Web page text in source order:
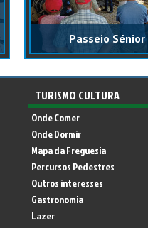
Passeio Sénior
TURISMO CULTURA
Onde Comer
Onde Dormir
Mapa da Freguesia
Percursos Pedestres
Outros interesses
Gastronomia
Lazer